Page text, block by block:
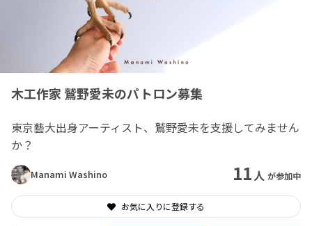
木工作家 鷲野愛未のパトロン募集
東京藝大出身アーティスト、鷲野愛未を支援してみません
か？
Manami Washino 11人 が参加中
お気に入りに登録する